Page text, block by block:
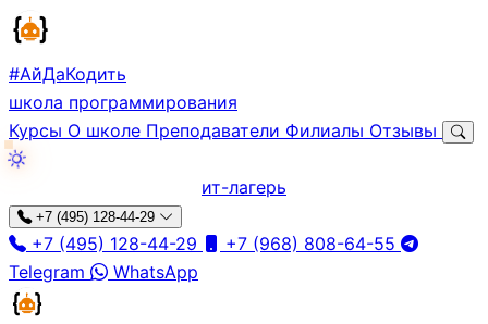
#АйДаКодить
школа программирования
Курсы О школе Преподаватели Филиалы Отзывы
ит-лагерь
+7 (495) 128-44-29
+7 (495) 128-44-29
+7 (968) 808-64-55
Telegram
WhatsApp